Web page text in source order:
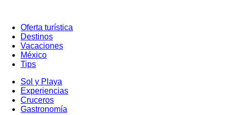
Oferta turística
Destinos
Vacaciones
México
Tips
Sol y Playa
Experiencias
Cruceros
Gastronomía